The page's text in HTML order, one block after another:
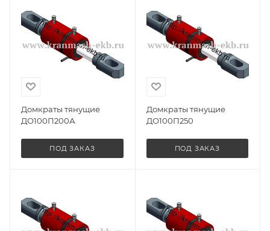
Домкраты тянущие
ДО100П200А
ПОД ЗАКАЗ
Домкраты тянущие
ДО100П250
ПОД ЗАКАЗ